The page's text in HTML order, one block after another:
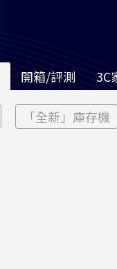
開箱/評測 3C
「全新」庫存機